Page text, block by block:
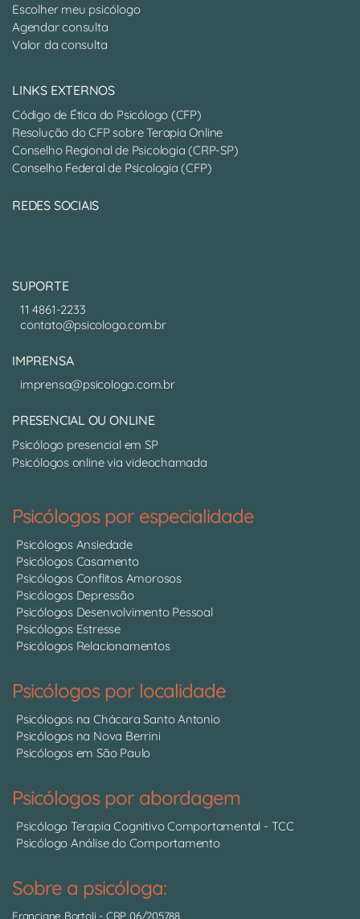
Escolher meu psicólogo
Agendar consulta
Valor da consulta
LINKS EXTERNOS
Código de Ética do Psicólogo (CFP)
Resolução do CFP sobre Terapia Online
Conselho Regional de Psicologia (CRP-SP)
Conselho Federal de Psicologia (CFP)
REDES SOCIAIS
SUPORTE
11 4861-2233
contato@psicologo.com.br
IMPRENSA
imprensa@psicologo.com.br
PRESENCIAL OU ONLINE
Psicólogo presencial em SP
Psicólogos online via videochamada
Psicólogos por especialidade
Psicólogos Ansiedade
Psicólogos Casamento
Psicólogos Conflitos Amorosos
Psicólogos Depressão
Psicólogos Desenvolvimento Pessoal
Psicólogos Estresse
Psicólogos Relacionamentos
Psicólogos por localidade
Psicólogos na Chácara Santo Antonio
Psicólogos na Nova Berrini
Psicólogos em São Paulo
Psicólogos por abordagem
Psicólogo Terapia Cognitivo Comportamental - TCC
Psicólogo Análise do Comportamento
Sobre a psicóloga:
Franciane Bortoli - CRP 06/205788